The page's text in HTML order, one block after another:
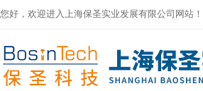
您好，欢迎进入上海保圣实业发展有限公司网站！